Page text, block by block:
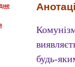
будь-